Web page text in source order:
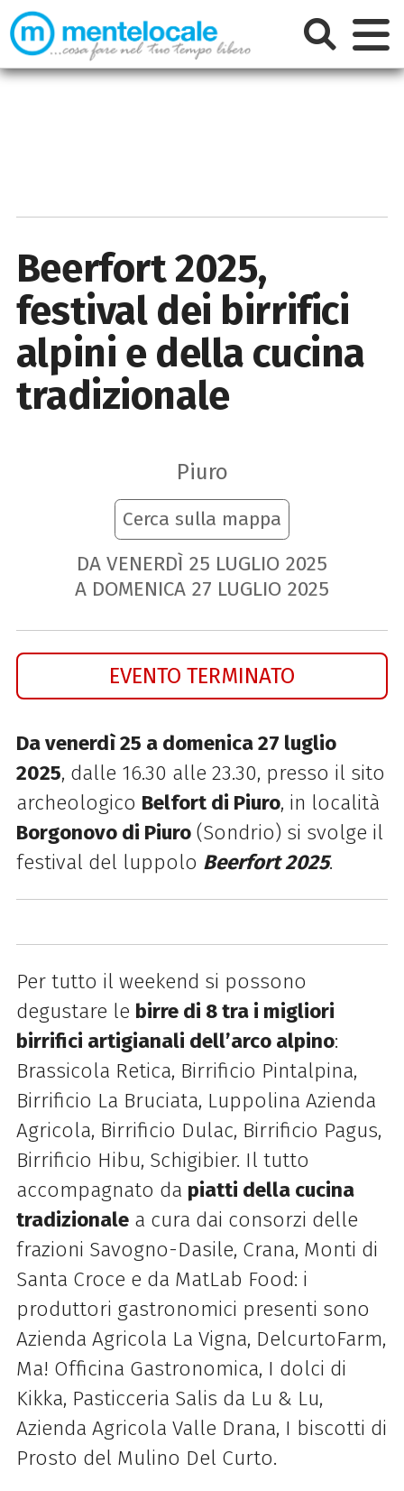
Beerfort 2025,
festival dei birrifici
alpini e della cucina
tradizionale
Piuro
Cerca sulla mappa
DA VENERDÌ 25 LUGLIO 2025
A DOMENICA 27 LUGLIO 2025
EVENTO TERMINATO
Da venerdì 25 a domenica 27 luglio
2025, dalle 16.30 alle 23.30, presso il sito
archeologico Belfort di Piuro, in località
Borgonovo di Piuro(Sondrio) si svolge il
festival del luppolo Beerfort 2025.
Per tutto il weekend si possono
degustare le birre di 8 tra i migliori
birrifici artigianali dell’arco alpino:
Brassicola Retica, Birrificio Pintalpina,
Birrificio La Bruciata, Luppolina Azienda
Agricola, Birrificio Dulac, Birrificio Pagus,
Birrificio Hibu, Schigibier. Il tutto
accompagnato da piatti della cucina
tradizionalea cura dai consorzi delle
frazioni Savogno-Dasile, Crana, Monti di
Santa Croce e da MatLab Food: i
produttori gastronomici presenti sono
Azienda Agricola La Vigna, DelcurtoFarm,
Ma! Officina Gastronomica, I dolci di
Kikka, Pasticceria Salis da Lu & Lu,
Azienda Agricola Valle Drana, I biscotti di
Prosto del Mulino Del Curto.